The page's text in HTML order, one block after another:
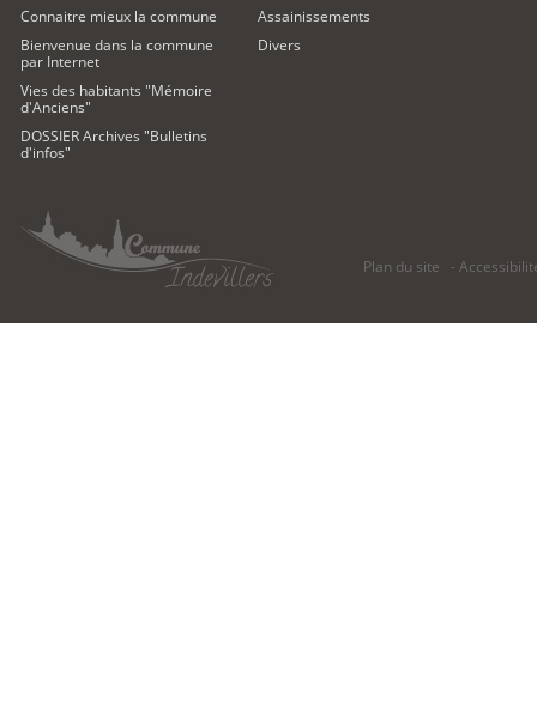
Connaitre mieux la commune
Bienvenue dans la commune
par Internet
Vies des habitants "Mémoire
d'Anciens"
DOSSIER Archives "Bulletins
d'infos"
Assainissements
Divers
Plan du site